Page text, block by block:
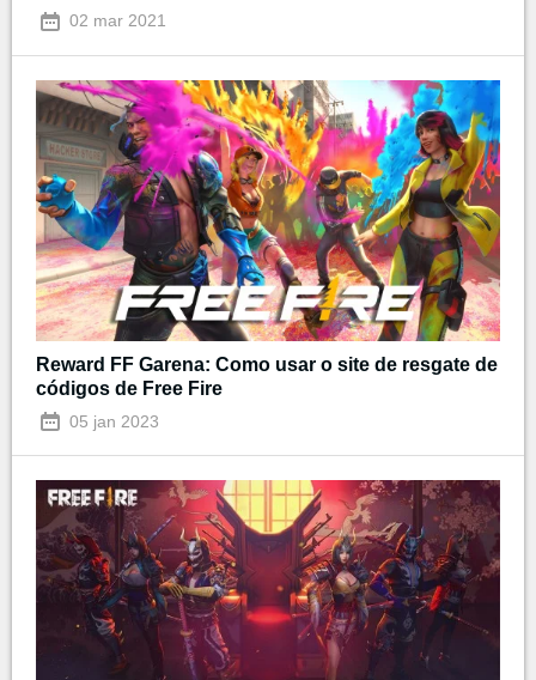
02 mar 2021
Reward FF Garena: Como usar o site de resgate de
códigos de Free Fire
05 jan 2023